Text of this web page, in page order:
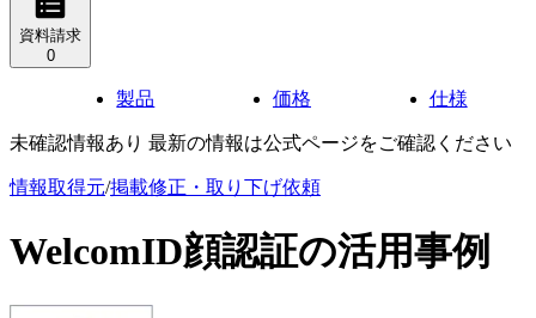
資料請求
0
製品 価格 仕様
未確認情報あり 最新の情報は公式ページをご確認ください
情報取得元/掲載修正・取り下げ依頼
WelcomID顔認証の活用事例